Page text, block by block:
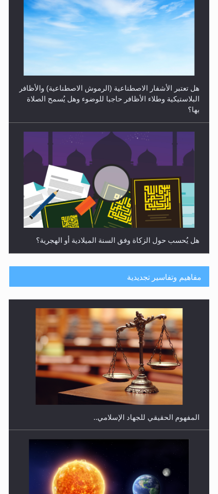
الهجرة: بحث عن الأمن والسلام في سبيل إرساء الأمن
هل تعتبر الأشفار الاصطناعية (الرموش الاصطناعية) والأظافر
البلاستيكية وطلاء الأظافر حاجبا للوضوء وهل يُسمح الصلاة
بها؟
هل يُحسب حول الزكاة وفق السنة الميلادية أو الهجرية؟
هل يجوز فتح مشروع كوافير نسائي للمحجبات وغير
المحجبات؟
مفاهيم وتفاسير تجديدية
المفهوم الحقيقي للجهاد الإسلامي..